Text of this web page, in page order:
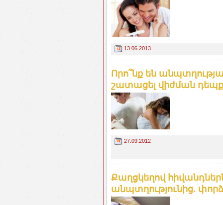
13.06.2013
Որո՞նք են
շատացել վիժման
27.09.2012
Քաղցկեղով
անպտղությունից.